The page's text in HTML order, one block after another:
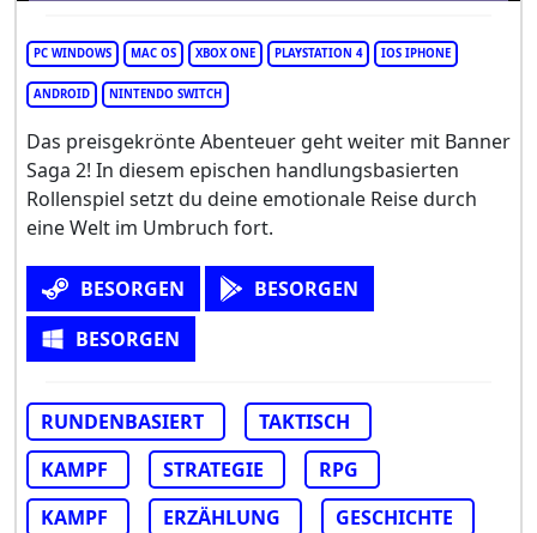
PC WINDOWS MAC OS XBOX ONE PLAYSTATION 4 IOS IPHONE
ANDROID NINTENDO SWITCH
Das preisgekrönte Abenteuer geht weiter mit Banner
Saga 2! In diesem epischen handlungsbasierten
Rollenspiel setzt du deine emotionale Reise durch
eine Welt im Umbruch fort.
BESORGEN
BESORGEN
BESORGEN
RUNDENBASIERT
TAKTISCH
KAMPF
STRATEGIE
RPG
KAMPF
ERZÄHLUNG
GESCHICHTE